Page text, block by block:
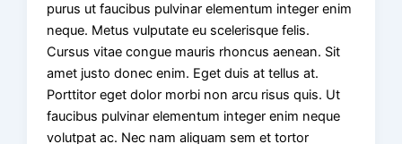
purus ut faucibus pulvinar elementum integer enim
neque. Metus vulputate eu scelerisque felis.
Cursus vitae congue mauris rhoncus aenean. Sit
amet justo donec enim. Eget duis at tellus at.
Porttitor eget dolor morbi non arcu risus quis. Ut
faucibus pulvinar elementum integer enim neque
volutpat ac. Nec nam aliquam sem et tortor